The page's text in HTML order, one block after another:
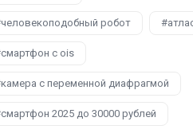
человекоподобный робот
смартфон с ois
камера с переменной диафрагмой
смартфон 2025 до 30000 рублей